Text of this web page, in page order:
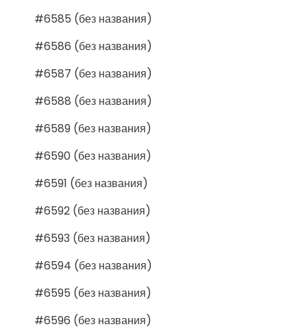
#6585 (без названия)
#6586 (без названия)
#6587 (без названия)
#6588 (без названия)
#6589 (без названия)
#6590 (без названия)
#6591 (без названия)
#6592 (без названия)
#6593 (без названия)
#6594 (без названия)
#6595 (без названия)
#6596 (без названия)